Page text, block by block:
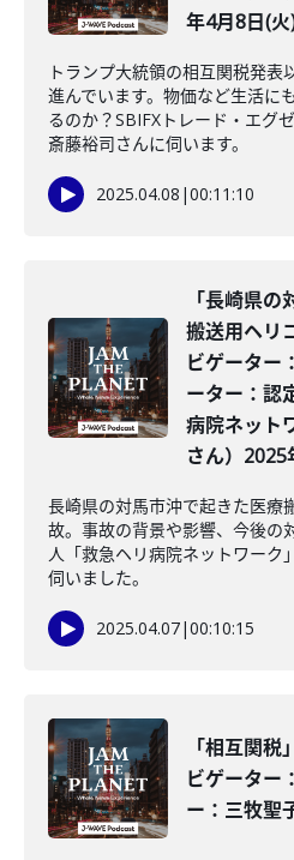
年4月8日(
トランプ大統領の相互関税発表
進んでいます。物価など生活に
るのか？SBIFXトレード・エグ
斎藤裕司さんに伺います。
2025.04.08 |00:11:10
「長崎県
搬送用ヘリ
ビゲーター
ーター：認
病院ネット
さん）
長崎県の対馬市沖で起きた医療
故。事故の背景や影響、今後の
人「救急ヘリ病院ネットワーク
伺いました。
2025.04.07|00:10:15
「相互関
ビゲーター
ー：三牧聖